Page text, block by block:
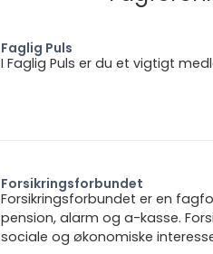
Faglig Puls
I Faglig Puls er du et vigtigt
Forsikringsforbundet
Forsikringsforbundet er en
pension, alarm og a-kasse.
sociale og økonomiske